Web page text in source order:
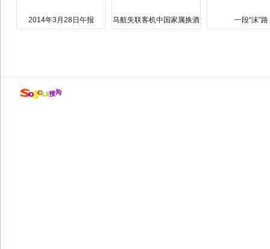
2014年3月28日午报
马航失联客机中国家属换酒
一段“沫”路